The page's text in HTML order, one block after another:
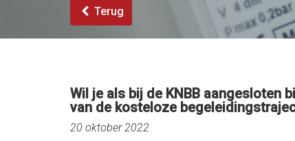
Terug
Wil je als bij de KNBB aangesloten
van de kosteloze
20 oktober 2022